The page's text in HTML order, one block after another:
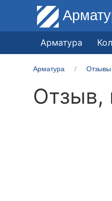
Арматура
Арматура Отзывы
Отзыв,